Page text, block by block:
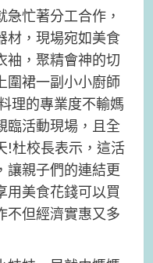
忙著分工合作，
材，現場宛如美食
袖，聚精會神的切
圍裙一副小小廚師
理的專業度不輸媽
臨活動現場，且全
!杜校長表示，這活
讓親子們的連結更
用美食花錢可以買
不但經濟實惠又多